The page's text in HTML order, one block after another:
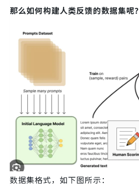
那么如何构建人类反馈的数据集呢？
数据集格式，如下图所示：